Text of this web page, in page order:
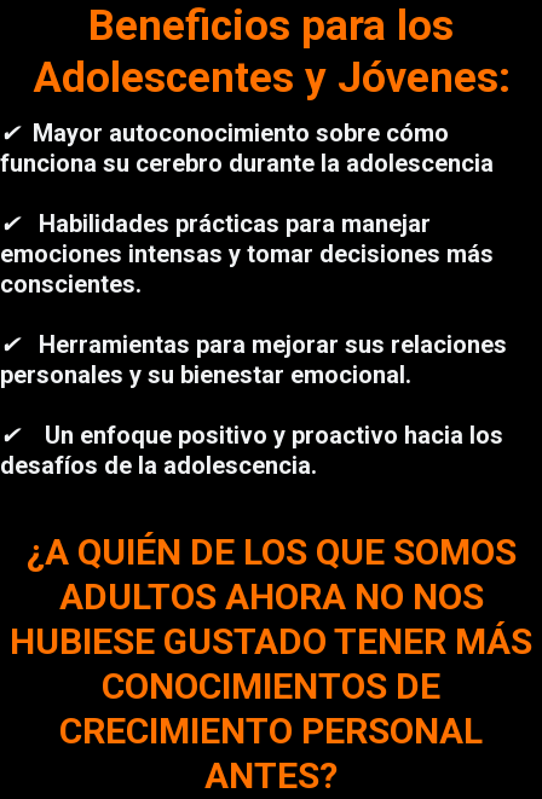
Beneficios para los
Adolescentes y Jóvenes:
✔ Mayor autoconocimiento sobre cómo
funciona su cerebro durante la adolescencia
✔ Habilidades prácticas para manejar
emociones intensas y tomar decisiones más
conscientes.
✔ Herramientas para mejorar sus relaciones
personales y su bienestar emocional.
✔
Un enfoque positivo y proactivo hacia los
desafíos de la adolescencia.
¿A QUIÉN DE LOS QUE SOMOS
ADULTOS AHORA NO NOS
HUBIESE GUSTADO TENER MÁS
CONOCIMIENTOS DE
CRECIMIENTO PERSONAL
ANTES?